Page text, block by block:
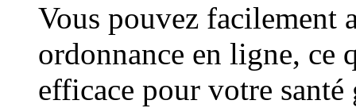
Vous pouvez facilement
ordonnance en ligne, ce
efficace pour votre santé